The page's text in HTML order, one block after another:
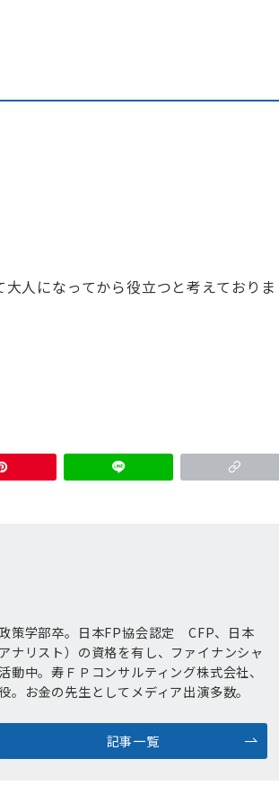
人になってから役立つと考えておりま
策学部卒。日本FP協会認定 CFP、日本
リスト）の資格を有し、ファイナンシャ
中。寿ＦＰコンサルティング株式会社、
お金の先生としてメディア出演多数。
記事一覧